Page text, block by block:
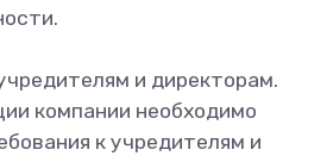
и директорам.
компании необходимо
к учредителям и